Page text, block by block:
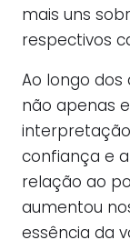
mais uns
respectivos
Ao longo dos
não apenas
confiança e
relação ao
aumentou
essência da